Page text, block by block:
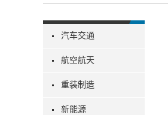
汽车交通
航空航天
重装制造
新能源